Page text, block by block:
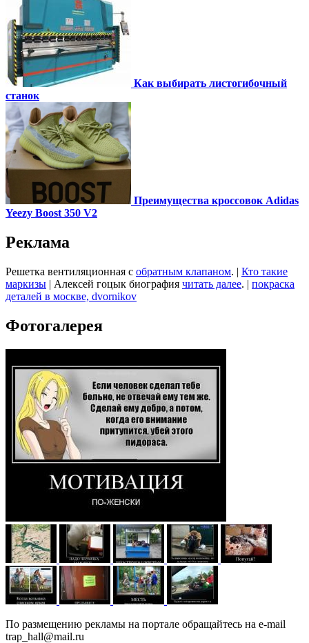
Как выбирать листогибочный
станок
Преимущества кроссовок Adidas
Yeezy Boost 350 V2
Реклама
Решетка вентиляционная с обратным клапаном. | Кто такие
маркизы | Алексей гоцык биография читать далее. | покраска
деталей в москве, dvornikov
Фотогалерея
По размещению рекламы на портале обращайтесь на e-mail
trap_hall@mail.ru